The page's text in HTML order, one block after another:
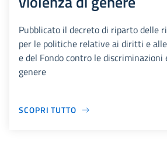
Pubblicato il decreto di riparto delle
per le politiche relative ai diritti e
e del Fondo contro le discriminazioni
genere
SCOPRI TUTTO